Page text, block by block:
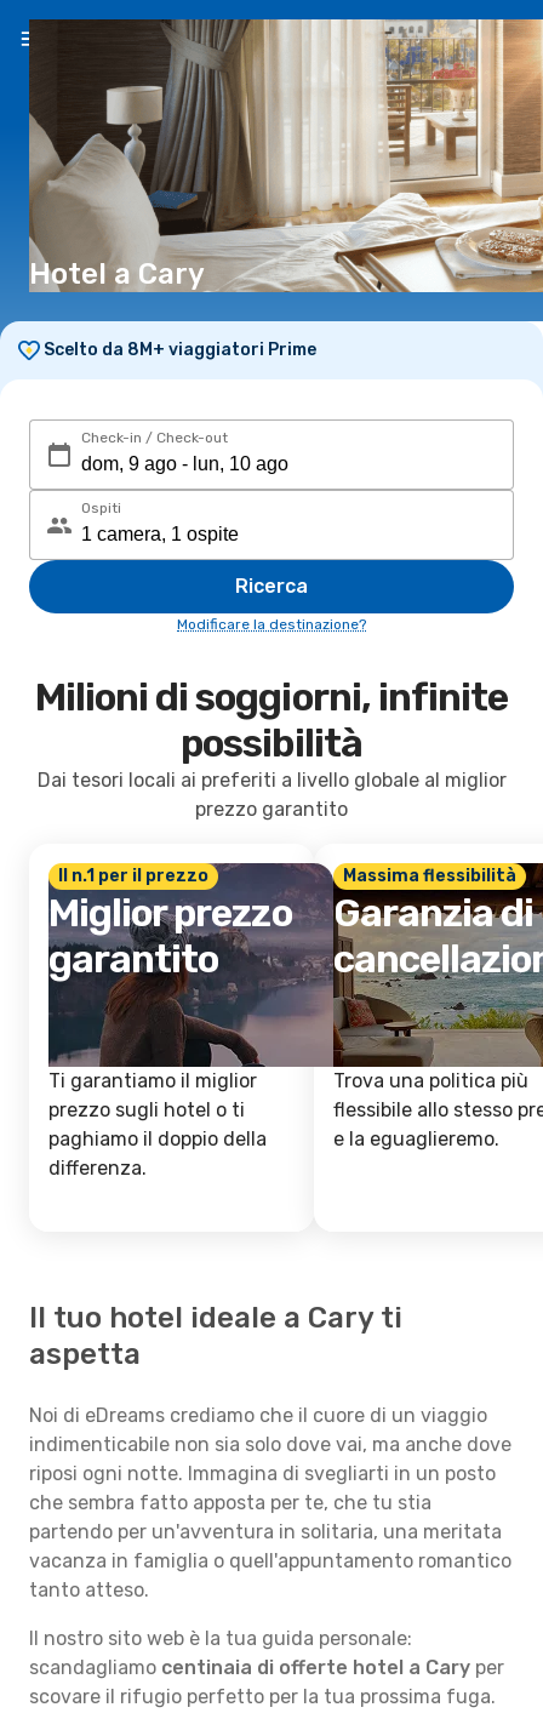
IT(€)
Hotel a Cary
Scelto da 8M+ viaggiatori Prime
Check-in / Check-out
Ospiti
Ricerca
Modificare la destinazione?
Milioni di soggiorni, infinite
possibilità
Dai tesori locali ai preferiti a livello globale al miglior
prezzo garantito
Il n.1 per il prezzo
Miglior prezzo
garantito
Ti garantiamo il miglior
prezzo sugli hotel o ti
paghiamo il doppio della
differenza.
Massima flessibilità
Garanzia di
Trova una politica più
flessibile allo stesso
e la eguaglieremo.
Il tuo hotel ideale a Cary ti
aspetta
Noi di eDreams crediamo che il cuore di un viaggio
indimenticabile non sia solo dove vai, ma anche dove
riposi ogni notte. Immagina di svegliarti in un posto
che sembra fatto apposta per te, che tu stia
partendo per un'avventura in solitaria, una meritata
vacanza in famiglia o quell'appuntamento romantico
tanto atteso.
Il nostro sito web è la tua guida personale:
scandagliamo centinaia di offerte hotel a Cary per
scovare il rifugio perfetto per la tua prossima fuga.